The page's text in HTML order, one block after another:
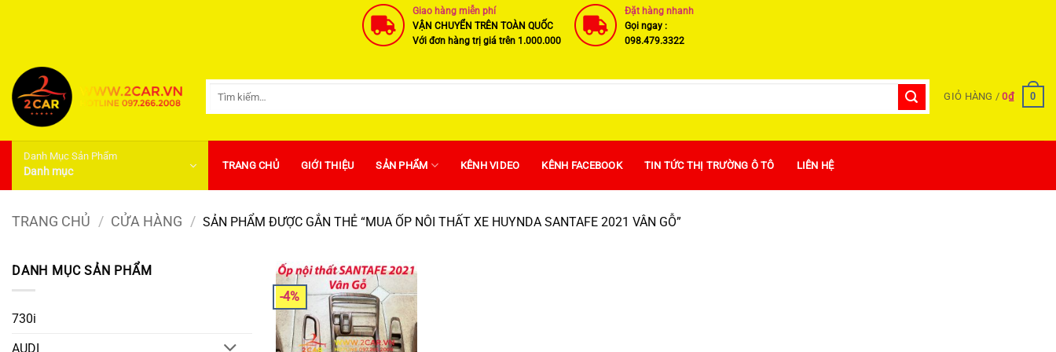
dung
Giao hàng miễn phí
VẬN CHUYỂN TRÊN TOÀN QUỐC
Với đơn hàng trị giá trên 1.000.000
Đặt hàng nhanh
Gọi ngay :
098.479.3322
GIỎ HÀNG /0₫ 0
Danh Mục Sản Phẩm
Danh mục TRANG CHỦ GIỚI THIỆU SẢN PHẨM KÊNH VIDEO KÊNH FACEBOOK TIN TỨC THỊ TRƯỜNG Ô TÔ LIÊN HỆ
TRANG CHỦ / CỬA HÀNG / SẢN PHẨM ĐƯỢC GẮN THẺ “MUA ỐP NÔI THẤT XE HUYNDA SANTAFE 2021 VÂN GỖ”
DANH MỤC SẢN PHẨM
730i
AUDI
-4%